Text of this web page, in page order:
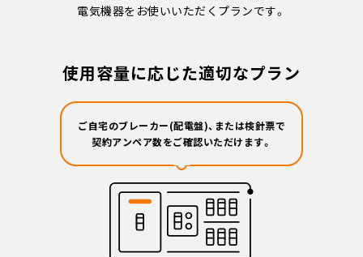
電気機器をお使いいただくプランです。
使用容量に応じた適切なプラン
ご自宅のブレーカー(配電盤)、 または検針票で
契約アンペア数をご確認いただけます。